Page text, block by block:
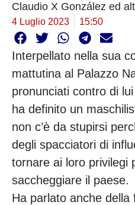
Claudio X González ed
4 Luglio 2023 15:50
Interpellato nella sua
mattutina al Palazzo
pronunciati contro di
ha definito un
non c’è da stupirsi
degli spacciatori di
tornare ai loro privilegi
saccheggiare il paese.
Ha parlato anche